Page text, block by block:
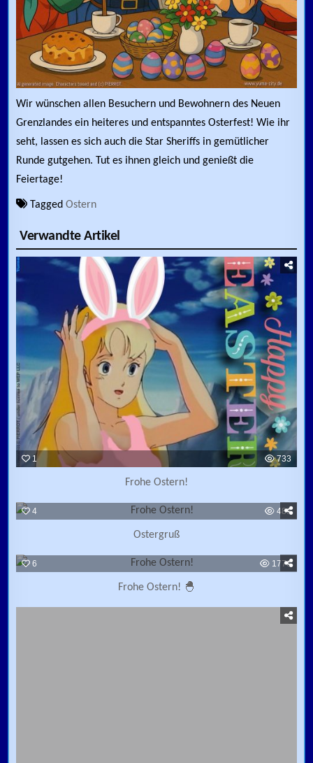
Wir wünschen allen Besuchern und Bewohnern des Neuen
Grenzlandes ein heiteres und entspanntes Osterfest! Wie ihr
seht, lassen es sich auch die Star Sheriffs in gemütlicher
Runde gutgehen. Tut es ihnen gleich und genießt die
Feiertage!
TaggedOstern
Verwandte Artikel
1 733
Frohe Ostern!
4 483
Ostergruß
6 1776
Frohe Ostern! 🐣